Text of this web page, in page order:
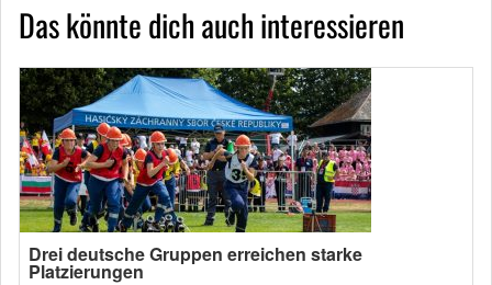
Das könnte dich auch interessieren
Drei deutsche Gruppen erreichen starke
Platzierungen